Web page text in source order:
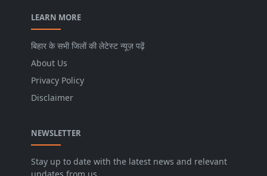
LEARN MORE
बिहार के सभी जिलों की लेटेस्ट न्यूज़ पढ़ें
About Us
Privacy Policy
Disclaimer
NEWSLETTER
Stay up to date with the latest news and relevant